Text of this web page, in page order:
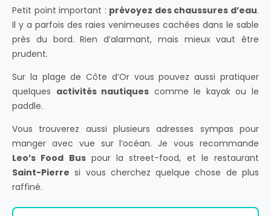
Petit point important : prévoyez des chaussures d’eau.
Il y a parfois des raies venimeuses cachées dans le sable
près du bord. Rien d’alarmant, mais mieux vaut être
prudent.
Sur la plage de Côte d’Or vous pouvez aussi pratiquer
quelques activités nautiques comme le kayak ou le
paddle.
Vous trouverez aussi plusieurs adresses sympas pour
manger avec vue sur l’océan. Je vous recommande
Leo’s Food Buspour la street-food, et le restaurant
Saint-Pierre si vous cherchez quelque chose de plus
raffiné.